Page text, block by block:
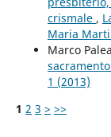
crismale ,
Maria
Marco
1 (2013)
1 2 3 > >>